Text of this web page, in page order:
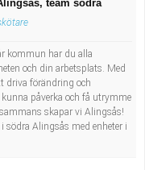
team södra
kommun har du alla
och din arbetsplats. Med
driva förändring och
påverka och få utrymme
skapar vi Alingsås!
södra Alingsås med enheter i